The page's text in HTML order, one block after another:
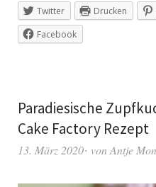
Twitter Drucken
Facebook
Paradiesische
Cake Factory Rezept
13. März 2020 vonAntje